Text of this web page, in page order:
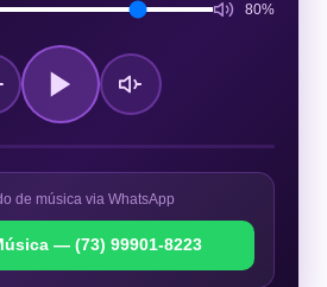
80%
de música via WhatsApp
— (73) 99901-8223